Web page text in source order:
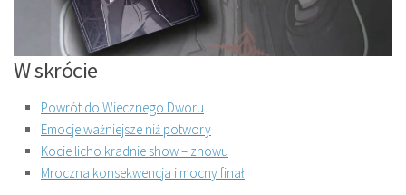
W skrócie
Powrót do Wiecznego Dworu
Emocje ważniejsze niż potwory
Kocie licho kradnie show – znowu
Mroczna konsekwencja i mocny finał